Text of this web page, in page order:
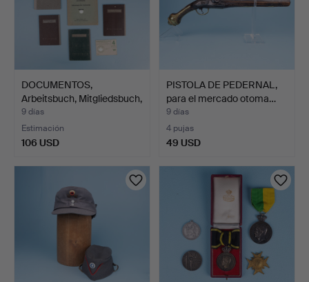
DOCUMENTOS,
Arbeitsbuch, Mitgliedsbuch,
De…
9 días
Estimación
106 USD
PISTOLA DE PEDERNAL,
para el mercado otoma…
9 días
4 pujas
49 USD